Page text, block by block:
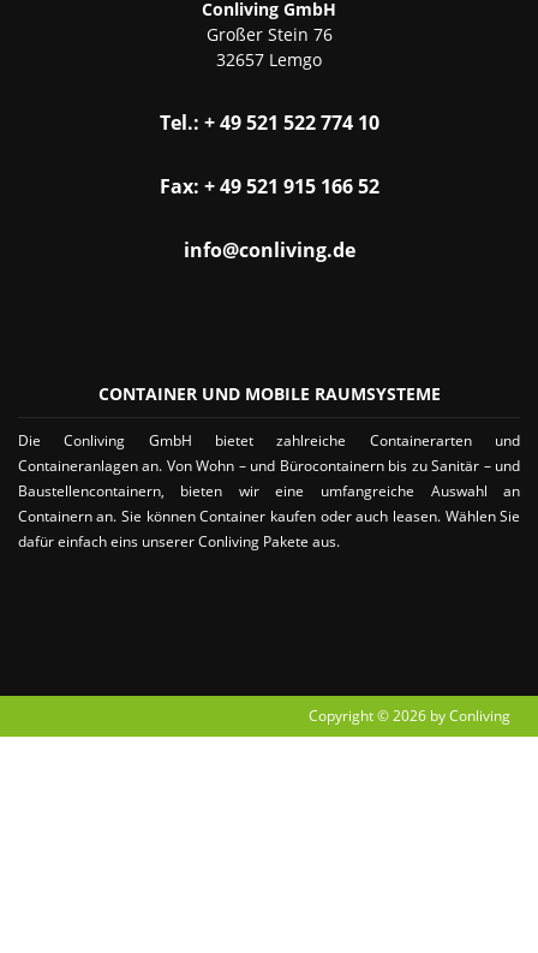
Conliving GmbH
Großer Stein 76
32657 Lemgo
Tel.: + 49 521 522 774 10
Fax: + 49 521 915 166 52
info@conliving.de
CONTAINER UND MOBILE RAUMSYSTEME
Die Conliving GmbH bietet zahlreiche Containerarten und
Containeranlagen an. Von Wohn – und Bürocontainern bis zu Sanitär – und
Baustellencontainern, bieten wir eine umfangreiche Auswahl an
Containern an. Sie können Container kaufen oder auch leasen. Wählen Sie
dafür einfach eins unserer Conliving Pakete aus.
Copyright © 2026 by Conliving